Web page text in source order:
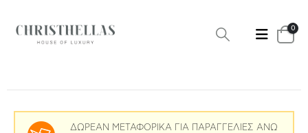
0
ΔΩΡΕΑΝ ΜΕΤΑΦΟΡΙΚΑ ΓΙΑ ΠΑΡΑΓΓΕΛΙΕΣ ΑΝΩ